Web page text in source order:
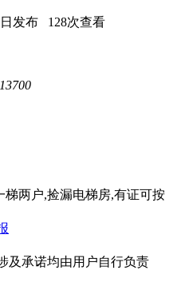
发布 128次查看
两户,捡漏电梯房,有证可按
及承诺均由用户自行负责